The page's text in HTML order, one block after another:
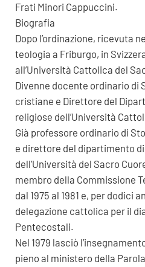
Frati Minori Cappuccini.
Biografia
Dopo l’ordinazione, ricevuta
teologia a Friburgo, in
all’Università Cattolica del
Divenne docente ordinario di
cristiane e Direttore del
religiose dell’Università
Già professore ordinario di
e direttore del dipartimento
dell’Università del Sacro
membro della Commissione
dal 1975 al 1981 e, per dodici
delegazione cattolica per il
Pentecostali.
Nel 1979 lasciò
pieno al ministero della